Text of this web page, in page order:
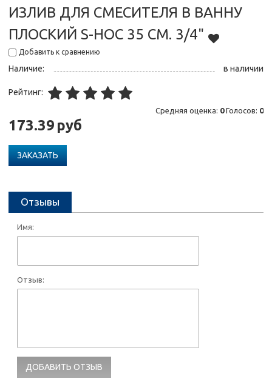
ИЗЛИВ ДЛЯ СМЕСИТЕЛЯ В ВАННУ
ПЛОСКИЙ S-НОС 35 СМ. 3/4"
Добавить к сравнению
Наличие: в наличии
Рейтинг:
Средняя оценка: 0Голосов: 0
173.39 руб
ЗАКАЗАТЬ
Отзывы
Имя:
Отзыв: